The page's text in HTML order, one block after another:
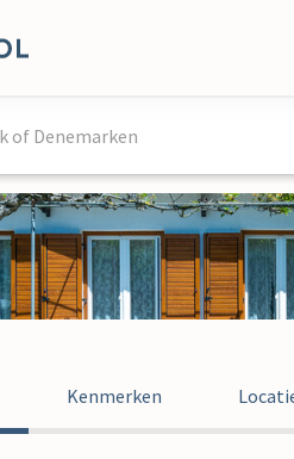
Kenmerken